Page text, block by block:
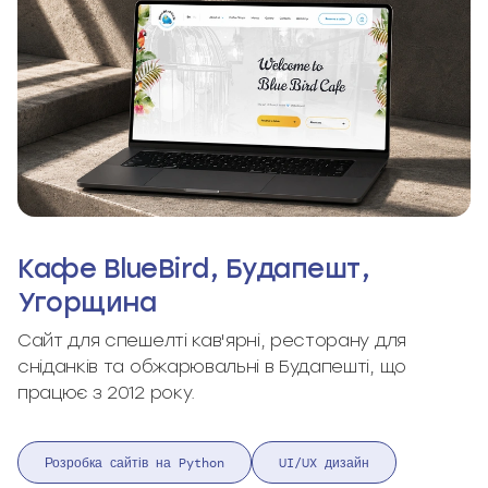
Кафе BlueBird, Будапешт,
Угорщина
Сайт для спешелті кав'ярні, ресторану для
сніданків та обжарювальні в Будапешті, що
працює з 2012 року.
Розробка сайтів на Python UI/UX дизайн